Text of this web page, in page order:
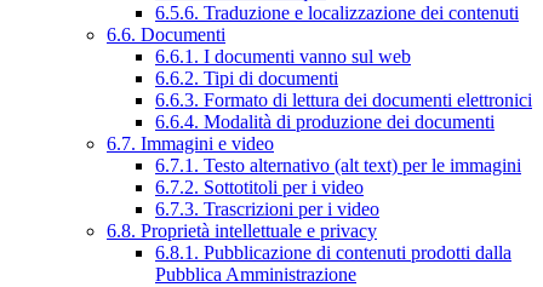
6.5.6. Traduzione e localizzazione dei contenuti
6.6. Documenti
6.6.1. I documenti vanno sul web
6.6.2. Tipi di documenti
6.6.3. Formato di lettura dei documenti elettronici
6.6.4. Modalità di produzione dei documenti
6.7. Immagini e video
6.7.1. Testo alternativo (alt text) per le immagini
6.7.2. Sottotitoli per i video
6.7.3. Trascrizioni per i video
6.8. Proprietà intellettuale e privacy
6.8.1. Pubblicazione di contenuti prodotti dalla
Pubblica Amministrazione